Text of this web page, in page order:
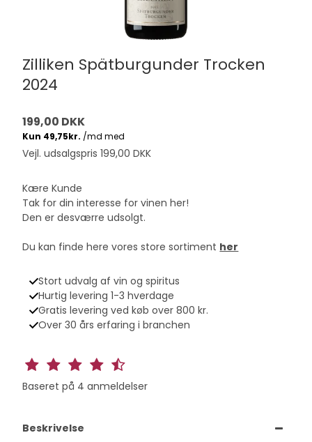
Zilliken Spätburgunder Trocken
2024
199,00 DKK
Vejl. udsalgspris 199,00 DKK
Kære Kunde
Tak for din interesse for vinen her!
Den er desværre udsolgt.
Du kan finde here vores store sortiment her
Stort udvalg af vin og spiritus
Hurtig levering 1-3 hverdage
Gratis levering ved køb over 800 kr.
Over 30 års erfaring i branchen
Baseret på 4 anmeldelser
Beskrivelse